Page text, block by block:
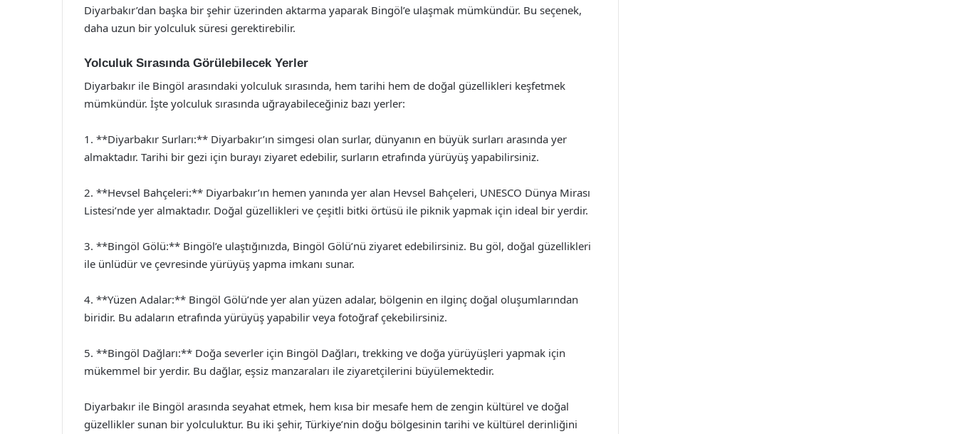
Diyarbakır’dan başka bir şehir üzerinden aktarma yaparak Bingöl’e ulaşmak mümkündür. Bu seçenek,
daha uzun bir yolculuk süresi gerektirebilir.
Yolculuk Sırasında Görülebilecek Yerler
Diyarbakır ile Bingöl arasındaki yolculuk sırasında, hem tarihi hem de doğal güzellikleri keşfetmek
mümkündür. İşte yolculuk sırasında uğrayabileceğiniz bazı yerler:
1. **Diyarbakır Surları:** Diyarbakır’ın simgesi olan surlar, dünyanın en büyük surları arasında yer
almaktadır. Tarihi bir gezi için burayı ziyaret edebilir, surların etrafında yürüyüş yapabilirsiniz.
2. **Hevsel Bahçeleri:** Diyarbakır’ın hemen yanında yer alan Hevsel Bahçeleri, UNESCO Dünya Mirası
Listesi’nde yer almaktadır. Doğal güzellikleri ve çeşitli bitki örtüsü ile piknik yapmak için ideal bir yerdir.
3. **Bingöl Gölü:** Bingöl’e ulaştığınızda, Bingöl Gölü’nü ziyaret edebilirsiniz. Bu göl, doğal güzellikleri
ile ünlüdür ve çevresinde yürüyüş yapma imkanı sunar.
4. **Yüzen Adalar:** Bingöl Gölü’nde yer alan yüzen adalar, bölgenin en ilginç doğal oluşumlarından
biridir. Bu adaların etrafında yürüyüş yapabilir veya fotoğraf çekebilirsiniz.
5. **Bingöl Dağları:** Doğa severler için Bingöl Dağları, trekking ve doğa yürüyüşleri yapmak için
mükemmel bir yerdir. Bu dağlar, eşsiz manzaraları ile ziyaretçilerini büyülemektedir.
Diyarbakır ile Bingöl arasında seyahat etmek, hem kısa bir mesafe hem de zengin kültürel ve doğal
güzellikler sunan bir yolculuktur. Bu iki şehir, Türkiye’nin doğu bölgesinin tarihi ve kültürel derinliğini